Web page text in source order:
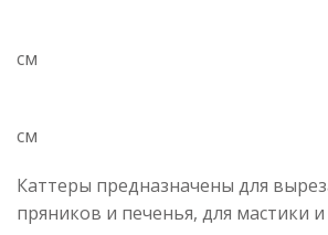
10 см
см
7,5 см
см
Каттеры предназначены для
пряников и печенья, для мастики